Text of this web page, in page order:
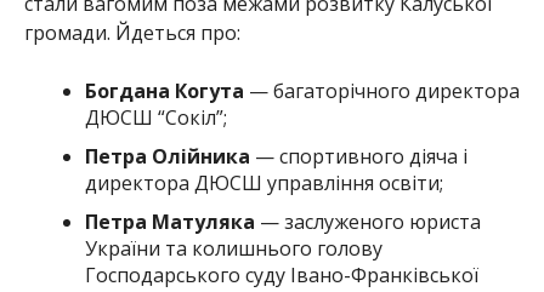
громади. Йдеться про:
Богдана Когута — багаторічного директора
ДЮСШ “Сокіл”;
Петра Олійника — спортивного діяча і
директора ДЮСШ управління освіти;
Петра Матуляка — заслуженого юриста
України та колишнього голову
Господарського суду Івано-Франківської